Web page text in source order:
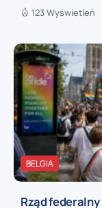
123 Wyświetleń
BELGIA
Rząd